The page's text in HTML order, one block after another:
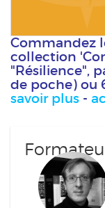
Commandez
collection
"Résilience",
de poche) ou
savoir plus -